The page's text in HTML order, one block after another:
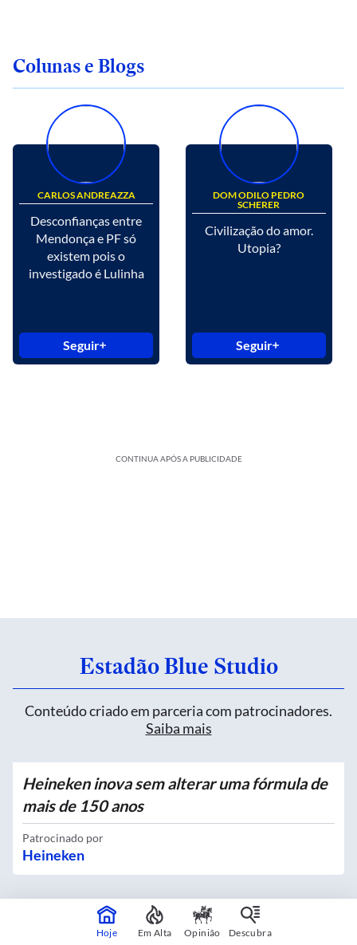
Colunas e Blogs
CARLOS ANDREAZZA
Desconfianças entre
Mendonça e PF só
existem pois o
investigado é Lulinha
Seguir
DOM ODILO PEDRO
SCHERER
Civilização do amor.
Utopia?
Seguir
CONTINUA APÓS A PUBLICIDADE
Estadão Blue Studio
Conteúdo criado em parceria com patrocinadores.
Saiba mais
Heineken inova sem alterar uma fórmula de
mais de 150 anos
Patrocinado por
Heineken
Quatro novos Bosques Urbanos recebem
Hoje Em Alta Opinião Descubra